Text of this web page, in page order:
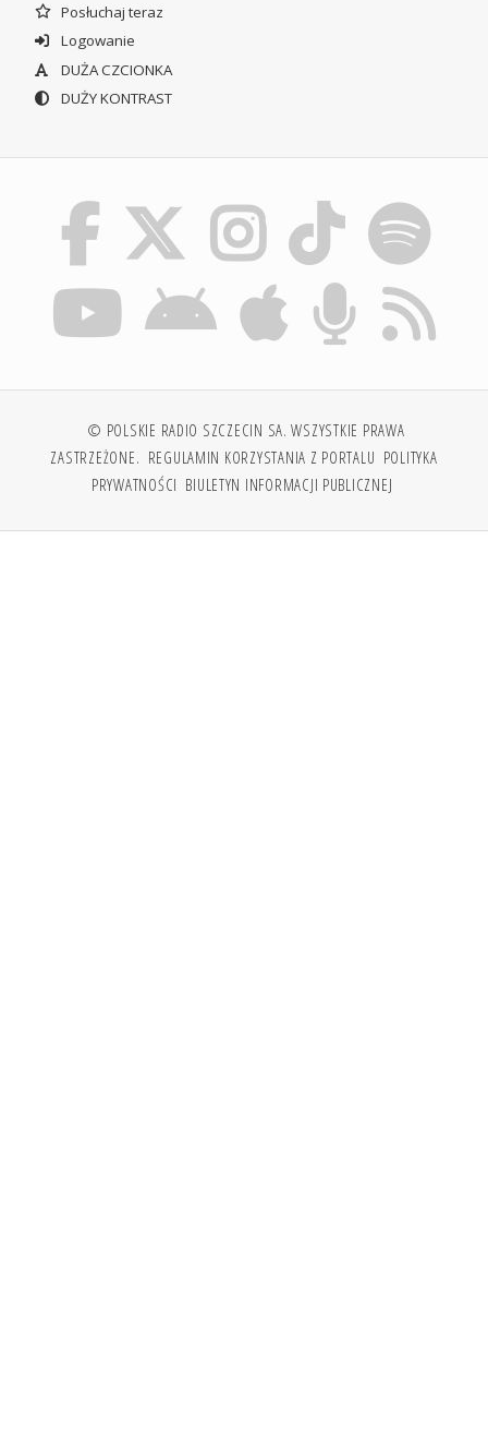
Posłuchaj teraz
Logowanie
DUŻA CZCIONKA
DUŻY KONTRAST
© POLSKIE RADIO SZCZECIN SA. WSZYSTKIE PRAWA
ZASTRZEŻONE. REGULAMIN KORZYSTANIA Z PORTALU POLITYKA
PRYWATNOŚCI BIULETYN INFORMACJI PUBLICZNEJ